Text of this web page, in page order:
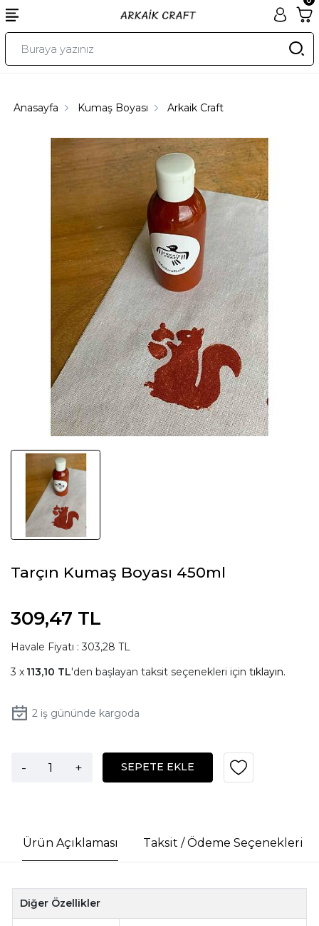
Anasayfa Kumaş Boyası Arkaik Craft
Tarçın Kumaş Boyası 450ml
309,47 TL
Havale Fiyatı : 303,28 TL
113,10 TL'den başlayan taksit seçenekleri için tıklayın.
2iş gününde kargoda
- + SEPETE EKLE
Ürün Açıklaması Taksit / Ödeme Seçenekleri
Diğer Özellikler